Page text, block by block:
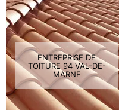
ENTREPRISE DE
TOITURE 94 VAL-DE-
MARNE